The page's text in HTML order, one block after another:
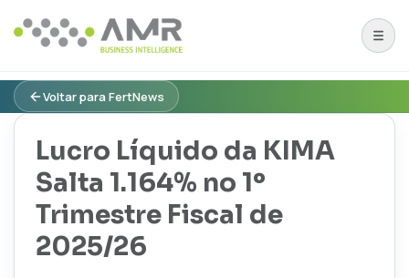
Voltar para FertNews
Lucro Líquido da KIMA
Salta 1.164% no 1º
Trimestre Fiscal de
2025/26